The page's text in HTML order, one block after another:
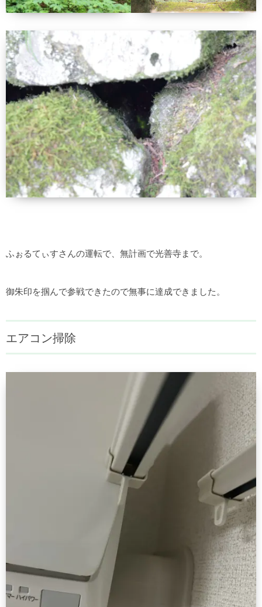
ふぉるてぃすさんの運転で、無計画で光善寺まで。
御朱印を掴んで参戦できたので無事に達成できました。
エアコン掃除